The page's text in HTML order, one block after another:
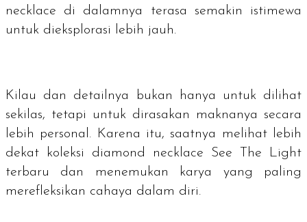
necklace di dalamnya terasa semakin istimewa
untuk dieksplorasi lebih jauh.
Kilau dan detailnya bukan hanya untuk dilihat
sekilas, tetapi untuk dirasakan maknanya secara
lebih personal. Karena itu, saatnya melihat lebih
dekat koleksi diamond necklace See The Light
terbaru dan menemukan karya yang paling
merefleksikan cahaya dalam diri.